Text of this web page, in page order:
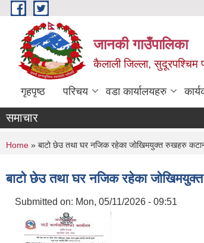
Skip to main content
जानकी गाउँपालिका
कैलाली जिल्ला, सुदूरपश्चिम
गृहपृष्ठ परिचय वडा कार्यालयहरु
समाचार
You are here
Home » बाटो छेउ तथा घर नजिक रहेका जोखिमयुक्त रुखहरु कटान,
बाटो छेउ तथा घर नजिक रहेका
Submitted on: Mon, 05/11/2026 - 09:51